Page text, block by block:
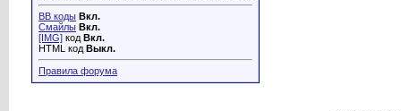
BB коды Вкл.
Смайлы Вкл.
[IMG] код Вкл.
HTML код Выкл.
Правила форума